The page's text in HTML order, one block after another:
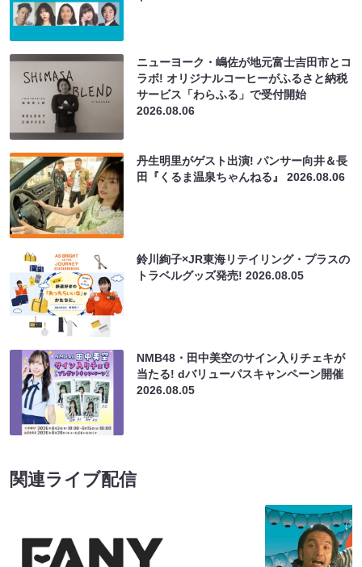
ニューヨーク・嶋佐が地元富士吉田市とコ
ラボ! オリジナルコーヒーがふるさと納税
サービス「わらふる」で受付開始
2026.08.06
丹生明里がゲスト出演! パンサー向井＆長
田『くるま温泉ちゃんねる』2026.08.06
鈴川絢子×JR東海リテイリング・プラスの
トラベルグッズ発売!2026.08.05
NMB48・田中美空のサイン入りチェキが
当たる! dバリューパスキャンペーン開催
2026.08.05
関連ライブ配信